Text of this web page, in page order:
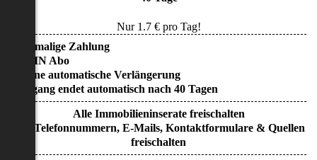
Nur 1.7€ pro Tag!
• Einmalige Zahlung
• KEIN Abo
• Keine automatische Verlängerung
• Zugang endet automatisch nach 40 Tagen
Alle Immobilieninserate freischalten
Alle Telefonnummern, E-Mails, Kontaktformulare & Quellen
freischalten